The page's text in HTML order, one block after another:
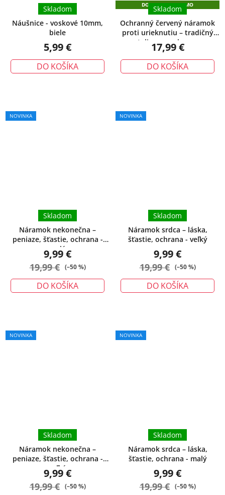
Náušnice - voskové 10mm,
biele
Skladom
5,99 €
DO KOŠÍKA
DOPRAVA ZADARMO
Ochranný červený náramok
proti urieknutiu – tradičný
talizman ochrany
Skladom
17,99 €
DO KOŠÍKA
NOVINKA
Náramok nekonečna –
peniaze, šťastie, ochrana -
malý
Skladom
9,99 €
19,99 € (–50 %)
DO KOŠÍKA
NOVINKA
Náramok srdca – láska,
šťastie, ochrana - veľký
Skladom
9,99 €
19,99 € (–50 %)
DO KOŠÍKA
NOVINKA
Náramok nekonečna –
peniaze, šťastie, ochrana -
veľký
Skladom
9,99 €
19,99 € (–50 %)
NOVINKA
Náramok srdca – láska,
šťastie, ochrana - malý
Skladom
9,99 €
19,99 € (–50 %)